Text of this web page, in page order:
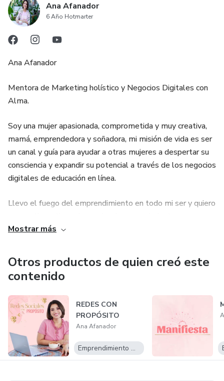
Ana Afanador
6 Año Hotmarter
Ana Afanador
Mentora de Marketing holístico y Negocios Digitales con
Alma.
Soy una mujer apasionada, comprometida y muy creativa,
mamá, emprendedora y soñadora, mi misión de vida es ser
un canal y guía para ayudar a otras mujeres a despertar su
consciencia y expandir su potencial a través de los negocios
digitales de educación en línea.
Llevo el fuego del emprendimiento en todo mi ser y quiero
ayudarte a construir una comunidad que conecte con tu
Activa tu luz y expande tu mensaje en tu negocio digital
Únete a mí en esta emocionante aventura y descubre
cómo puedes transformar tu pasión y conocimiento en un
negocio digital auténtico y exitoso para ayudar a muchos en
cualquier parte del mundo.
¡Estoy emocionada de conocerte y acompañarte en esta
Mostrar más
Otros productos de quien creó este
contenido
REDES CON
PROPÓSITO
Ana Afanador
Emprendimiento Digital